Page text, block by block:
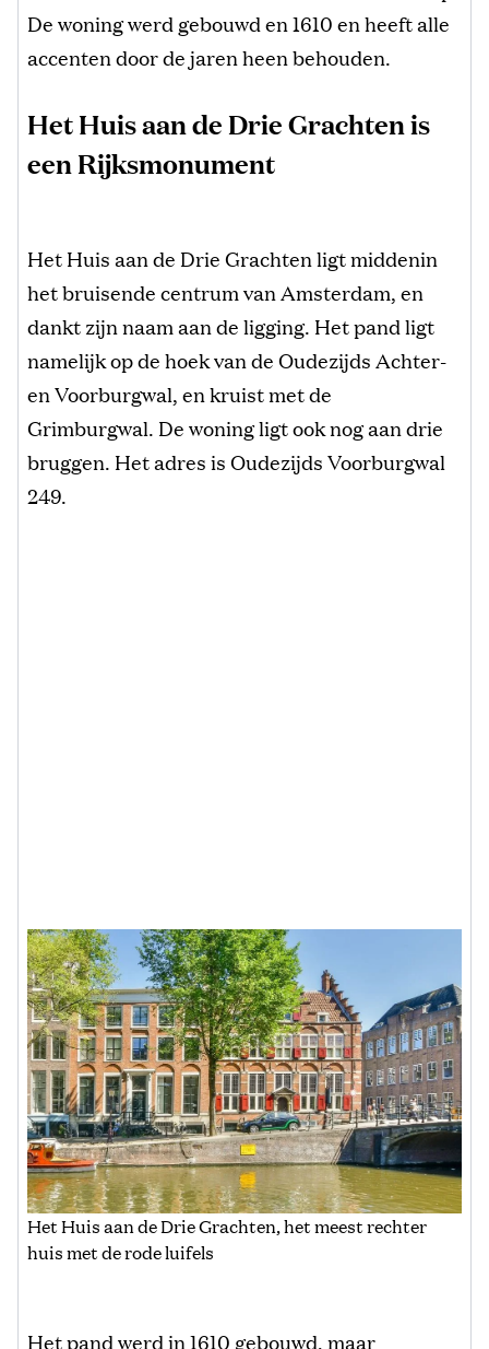
De woning werd gebouwd en 1610 en heeft alle
accenten door de jaren heen behouden.
Het Huis aan de Drie Grachten is
een Rijksmonument
Het Huis aan de Drie Grachten ligt middenin
het bruisende centrum van Amsterdam, en
dankt zijn naam aan de ligging. Het pand ligt
namelijk op de hoek van de Oudezijds Achter-
en Voorburgwal, en kruist met de
Grimburgwal. De woning ligt ook nog aan drie
bruggen. Het adres is Oudezijds Voorburgwal
249.
Het Huis aan de Drie Grachten, het meest rechter
huis met de rode luifels
Het pand werd in 1610 gebouwd, maar